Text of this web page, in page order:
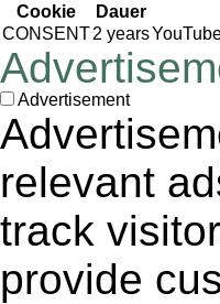
Cookie Dauer
CONSENT2 years
Advertisement
relevant
track
provide